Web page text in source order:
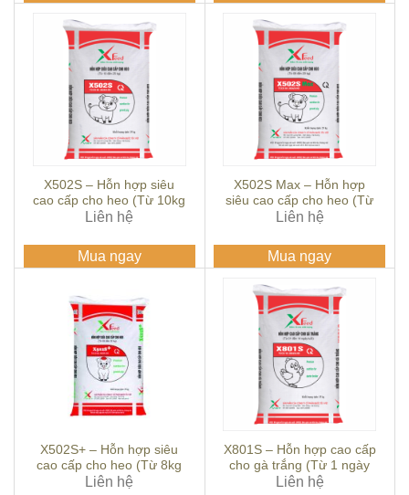
X502S – Hỗn hợp siêu
cao cấp cho heo (Từ 10kg
– 25kg)
Liên hệ
Mua ngay
X502S Max – Hỗn hợp
siêu cao cấp cho heo (Từ
08kg – 20kg)
Liên hệ
Mua ngay
X502S+ – Hỗn hợp siêu
cao cấp cho heo (Từ 8kg
– 20kg)
Liên hệ
X801S – Hỗn hợp cao cấp
cho gà trắng (Từ 1 ngày
đến 14 ngày tuổi)
Liên hệ